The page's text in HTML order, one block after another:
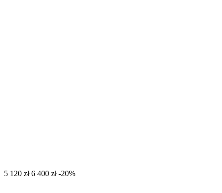
‍5 120‍ zł ‍6 400‍ zł -20%